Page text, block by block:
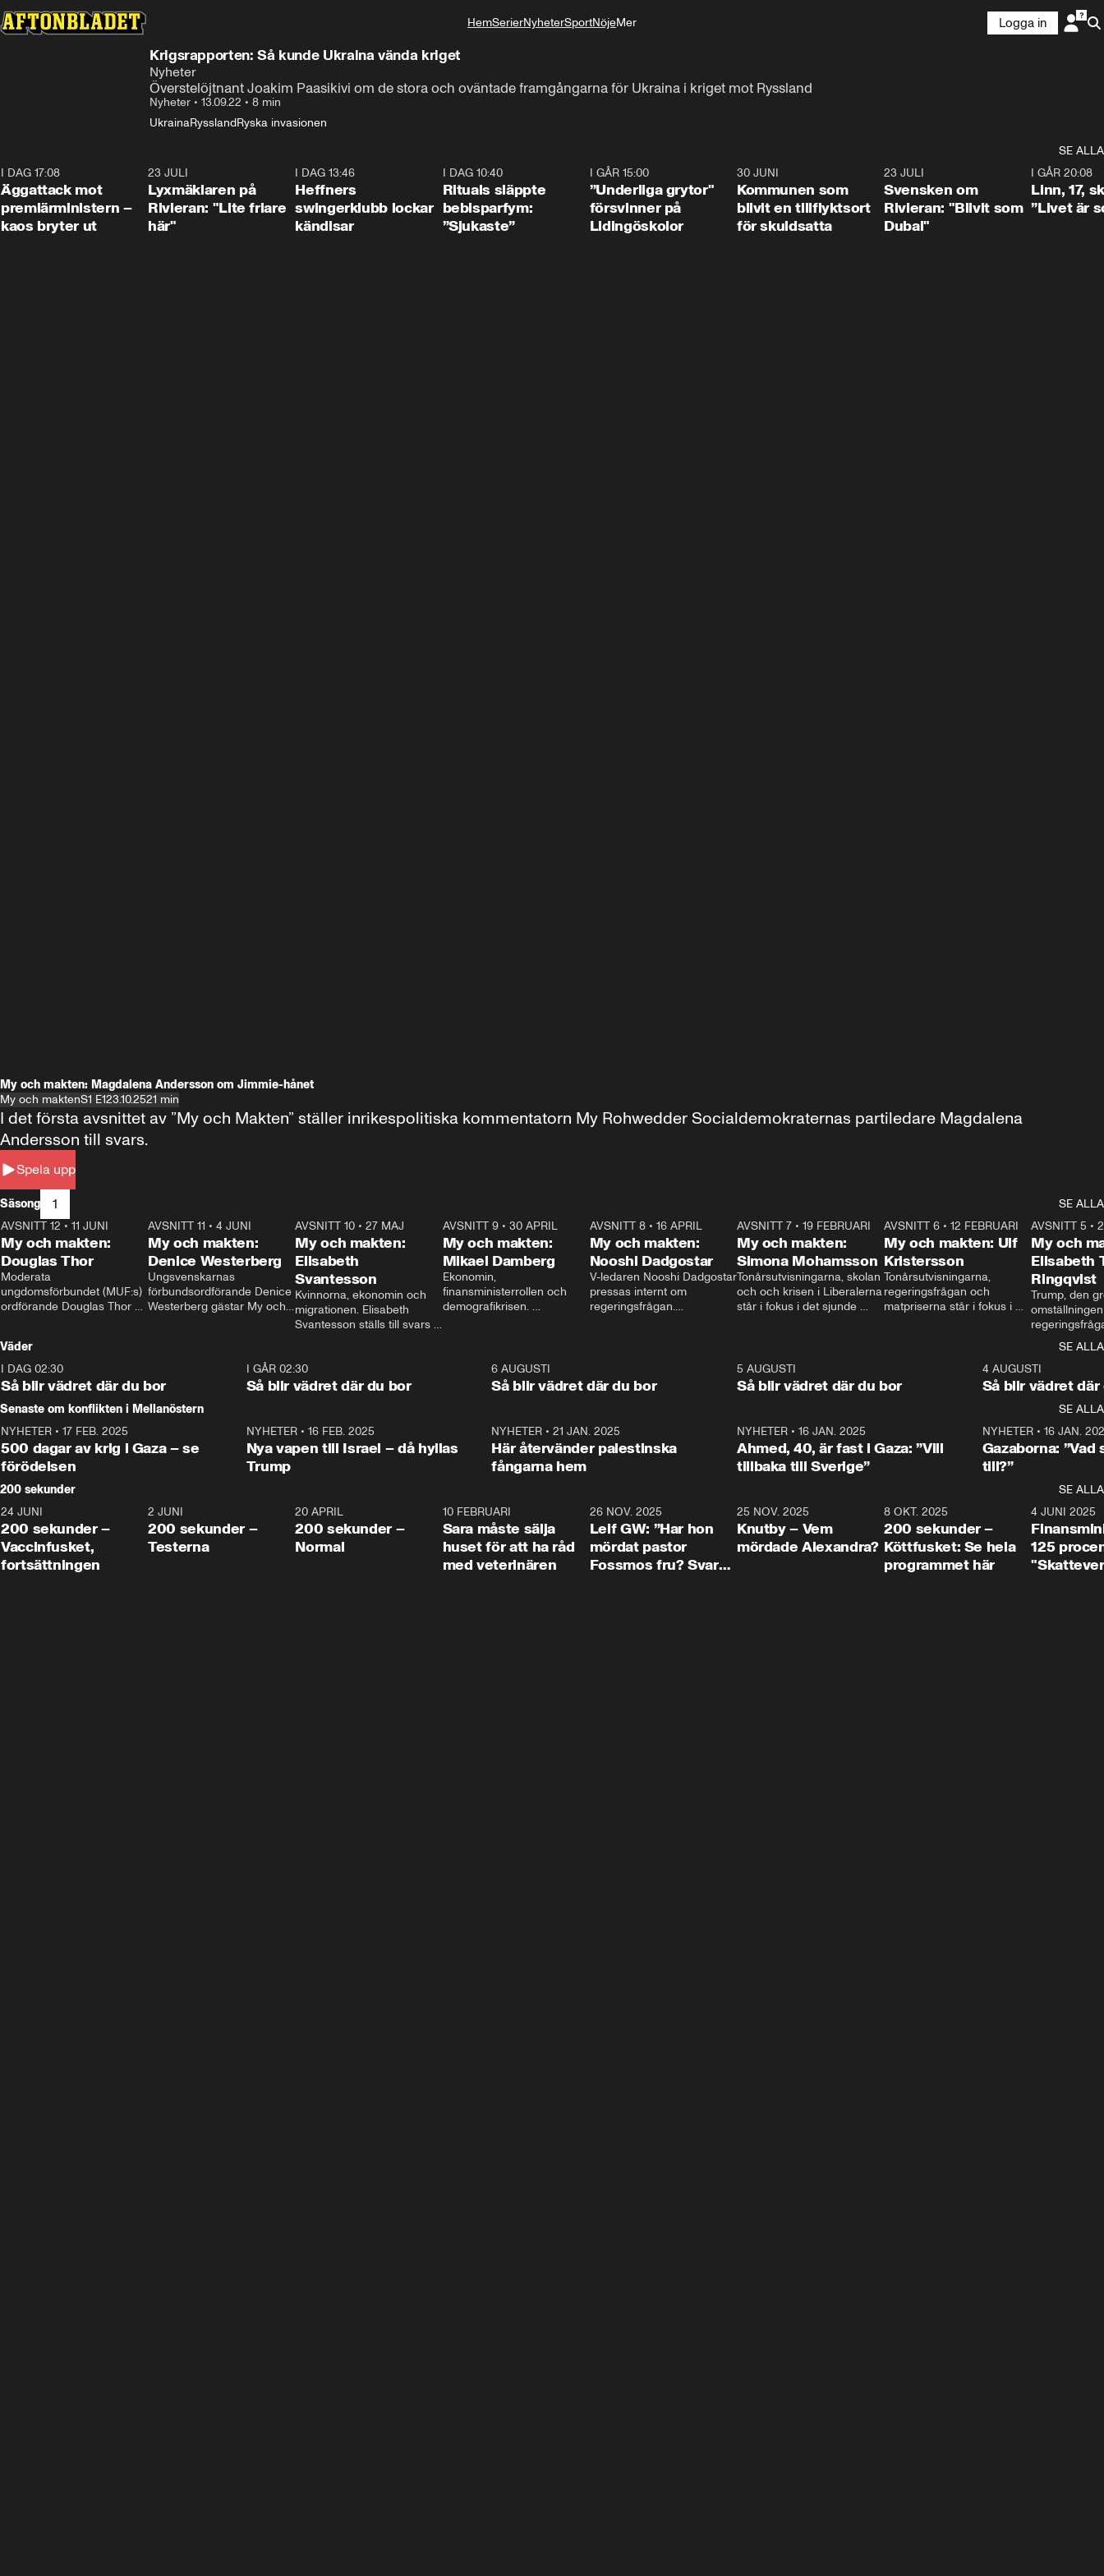
HemSerierNyheterSportNöjeMer
Logga in
Krigsrapporten: Så kunde Ukraina vända kriget
Nyheter
Överstelöjtnant Joakim Paasikivi om de stora och oväntade framgångarna för Ukraina i kriget mot Ryssland
Nyheter • 13.09.22 • 8 min
UkrainaRysslandRyska invasionen
SE ALLA
0:37
I DAG 17:08
Äggattack mot
premiärministern –
kaos bryter ut
23 JULI
Lyxmäklaren på
Rivieran: "Lite friare
här"
I DAG 13:46
Heffners
swingerklubb lockar
kändisar
I DAG 10:40
Rituals släppte
bebisparfym:
”Sjukaste”
I GÅR 15:00
”Underliga grytor"
försvinner på
Lidingöskolor
1:24
30 JUNI
Kommunen som
blivit en tillflyktsort
för skuldsatta
23 JULI
Svensken om
Rivieran: "Blivit som
Dubai"
I GÅR 20:08
Linn, 17,
”Livet är
My och makten: Magdalena Andersson om Jimmie-hånet
My och maktenS1 E123.10.2521 min
Spela upp
I det första avsnittet av ”My och Makten” ställer inrikespolitiska kommentatorn My Rohwedder Socialdemokraternas partiledare Magdalena
Andersson till svars.
Säsong 1
SE ALLA
26:27
AVSNITT 12 • 11 JUNI
My och makten:
Douglas Thor
Moderata
ungdomsförbundet (MUF:s)
ordförande Douglas Thor
tonårsutvisningarna och hur
Moderaterna ska locka
väljare till valet i höst.
23:40
AVSNITT 11 •4 JUNI
My och makten:
Denice Westerberg
Ungsvenskarnas
förbundsordförande Denice
Westerberg gästar My och
AVSNITT 10 •27 MAJ
My och makten:
Elisabeth
Svantesson
Kvinnorna, ekonomin och
migrationen. Elisabeth
Svantesson ställs till svars
AVSNITT 9• 30 APRIL
My och makten:
Mikael Damberg
Ekonomin,
finansministerrollen och
demografikrisen.
och Makten.
AVSNITT 8• 16 APRIL
My och makten:
Nooshi Dadgostar
V-ledaren Nooshi Dadgostar
pressas internt om
regeringsfrågan.
– Vi ställer upp i val. Ska vi
vara med så sitter vi förstås
24:30
AVSNITT 7• 19 FEBRUARI
My och makten:
Simona Mohamsson
Tonårsutvisningarna, skolan
och och krisen i Liberalerna
står i fokus i det sjunde
kommentator My
Rohwedder ställer
utbildnings- och
Mohamsson till svars.
27:30
AVSNITT 6 •12 FEBRUARI
My och makten: Ulf
Kristersson
Tonårsutvisningarna,
regeringsfrågan och
matpriserna står i fokus i
Rohwedder ställer
statsminister Ulf Kristersson
AVSNITT 5 •
My och
Elisabeth
Ringqvist
Trump, den
centrum i
avsnittet av
Makten”. Se
Aftonbladets
Rohwedder
Thand Ring
Väder
SE ALLA
I DAG 02:30
Så blir vädret där du bor
1:06
I GÅR 02:30
Så blir vädret där du bor
6 AUGUSTI
Så blir vädret där du bor
5 AUGUSTI
Så blir vädret där du bor
4 AUGUSTI
Så blir vädret där
Senaste om konflikten i Mellanöstern
SE ALLA
NYHETER • 17 FEB. 2025
500 dagar av krig i Gaza – se
förödelsen
NYHETER• 16 FEB. 2025
Nya vapen till Israel – då hyllas
Trump
NYHETER •21 JAN. 2025
Här återvänder palestinska
fångarna hem
NYHETER• 16 JAN. 2025
Ahmed, 40, är fast i Gaza: ”Vill
tillbaka till Sverige”
NYHETER• 16 JAN.
Gazaborna:
till?”
200 sekunder
SE ALLA
5:00
24 JUNI
200 sekunder –
Vaccinfusket,
fortsättningen
4:23
2 JUNI
200 sekunder –
Testerna
20 APRIL
200 sekunder –
Normal
10 FEBRUARI
Sara måste sälja
huset för att ha råd
med veterinären
26 NOV. 2025
Leif GW: ”Har hon
mördat pastor
Fossmos fru? Svar
31:05
25 NOV. 2025
Knutby – Vem
mördade Alexandra?
4:29
8 OKT. 2025
200 sekunder –
Köttfusket: Se hela
programmet här
4 JUNI 2025
125